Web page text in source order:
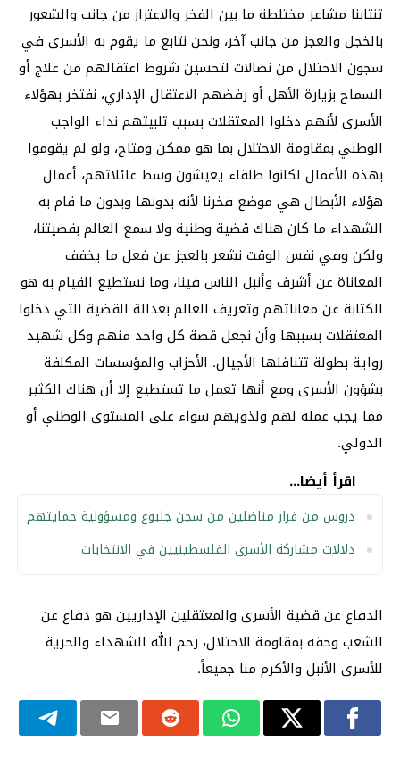
تنتابنا مشاعر مختلطة ما بين الفخر والاعتزاز من جانب والشعور
بالخجل والعجز من جانب آخر، ونحن نتابع ما يقوم به الأسرى في
سجون الاحتلال من نضالات لتحسين شروط اعتقالهم من علاج أو
السماح بزيارة الأهل أو رفضهم الاعتقال الإداري، نفتخر بهؤلاء
الأسرى لأنهم دخلوا المعتقلات بسبب تلبيتهم نداء الواجب
الوطني بمقاومة الاحتلال بما هو ممكن ومتاح، ولو لم يقوموا
بهذه الأعمال لكانوا طلقاء يعيشون وسط عائلاتهم، أعمال
هؤلاء الأبطال هي موضع فخرنا لأنه بدونها وبدون ما قام به
الشهداء ما كان هناك قضية وطنية ولا سمع العالم بقضيتنا،
ولكن وفي نفس الوقت نشعر بالعجز عن فعل ما يخفف
المعاناة عن أشرف وأنبل الناس فينا، وما نستطيع القيام به هو
الكتابة عن معاناتهم وتعريف العالم بعدالة القضية التي دخلوا
المعتقلات بسببها وأن نجعل قصة كل واحد منهم وكل شهيد
رواية بطولة تتناقلها الأجيال. الأحزاب والمؤسسات المكلفة
بشؤون الأسرى ومع أنها تعمل ما تستطيع إلا أن هناك الكثير
مما يجب عمله لهم ولذويهم سواء على المستوى الوطني أو
الدولي.
اقرأ أيضا...
دروس من فرار مناضلين من سجن جلبوع ومسؤولية حمايتهم
دلالات مشاركة الأسرى الفلسطينيين في الانتخابات
الدفاع عن قضية الأسرى والمعتقلين الإداريين هو دفاع عن
الشعب وحقه بمقاومة الاحتلال، رحم الله الشهداء والحرية
للأسرى الأنبل والأكرم منا جميعاً.